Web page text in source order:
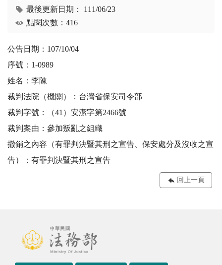
最後更新日期： 111/06/23
點閱次數：416
公告日期：107/10/04
序號：1-0989
姓名：李陳
裁判法院（機關）：台灣省保安司令部
裁判字號：（41）安潔字第2466號
裁判案由：參加叛亂之組織
撤銷之內容（有罪判決暨其刑之宣告、保安處分及沒收之宣
告）：有罪判決暨其刑之宣告
回上一頁